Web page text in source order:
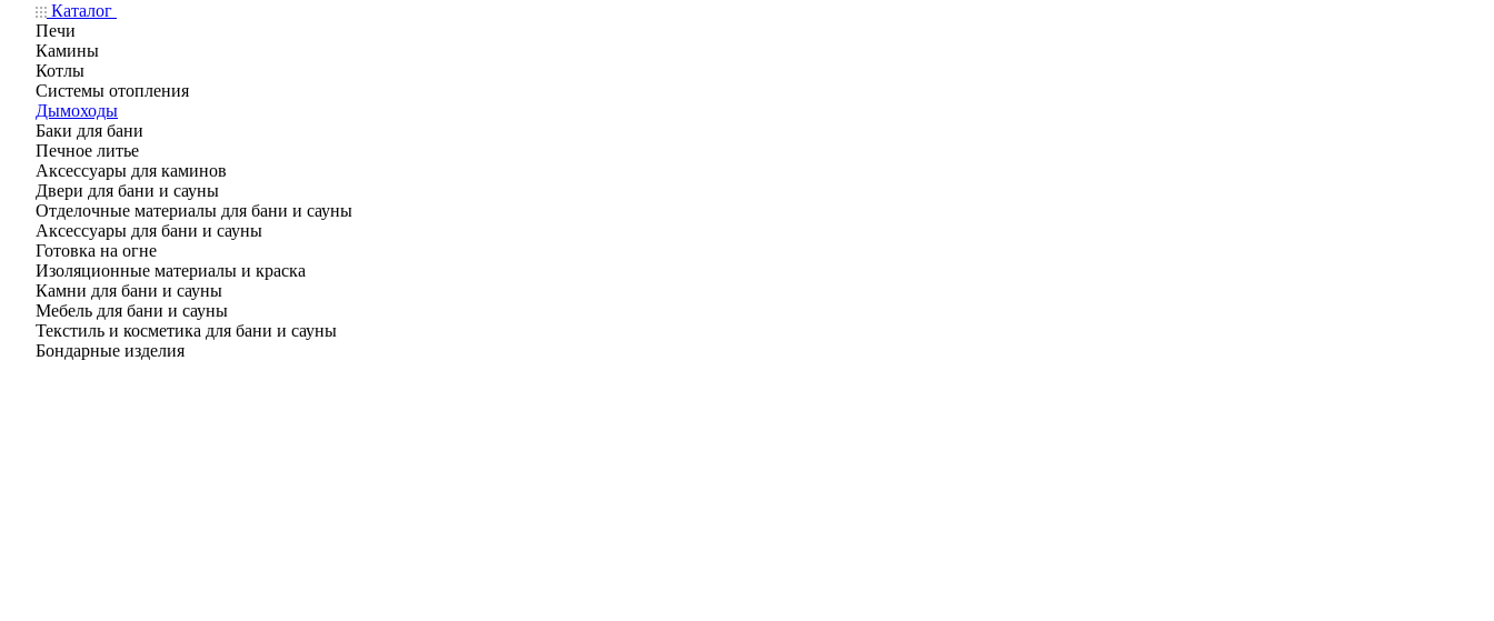
Каталог
Печи
Камины
Котлы
Системы отопления
Дымоходы
Баки для бани
Печное литье
Аксессуары для каминов
Двери для бани и сауны
Отделочные материалы для бани и сауны
Аксессуары для бани и сауны
Готовка на огне
Изоляционные материалы и краска
Камни для бани и сауны
Мебель для бани и сауны
Текстиль и косметика для бани и сауны
Бондарные изделия